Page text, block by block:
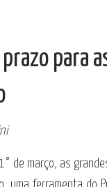
prazo para
de março, as